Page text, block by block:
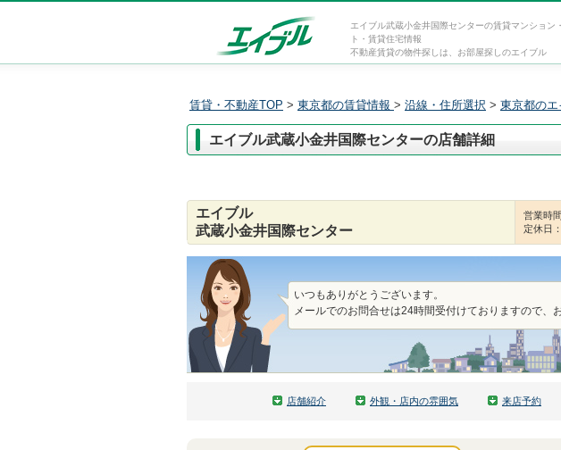
エイブル武蔵小金井国際センターの賃貸マンション
ト・賃貸住宅情報
不動産賃貸の物件探しは、お部屋探しのエイブル
賃貸・不動産TOP > 東京都の賃貸情報 > 沿線・住所選択 > 東京都の
エイブル武蔵小金井国際センターの店舗詳細
エイブル
武蔵小金井国際センター
営業時
定休日
いつもありがとうございます。
メールでのお問合せは24時間受付けておりますので、
店舗紹介 外観・店内の雰囲気 来店予約